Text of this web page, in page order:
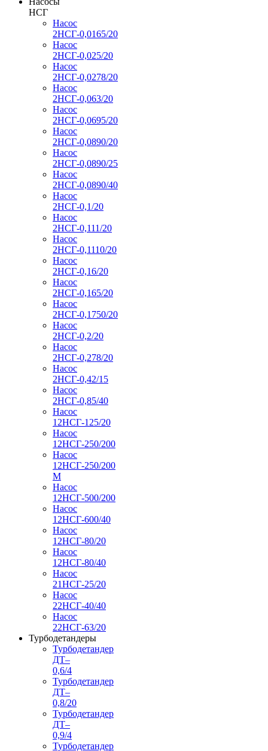
НСГ
Насос
2НСГ-0,0165/20
Насос
2НСГ-0,025/20
Насос
2НСГ-0,0278/20
Насос
2НСГ-0,063/20
Насос
2НСГ-0,0695/20
Насос
2НСГ-0,0890/20
Насос
2НСГ-0,0890/25
Насос
2НСГ-0,0890/40
Насос
2НСГ-0,1/20
Насос
2НСГ-0,111/20
Насос
2НСГ-0,1110/20
Насос
2НСГ-0,16/20
Насос
2НСГ-0,165/20
Насос
2НСГ-0,1750/20
Насос
2НСГ-0,2/20
Насос
2НСГ-0,278/20
Насос
2НСГ-0,42/15
Насос
2НСГ-0,85/40
Насос
12НСГ-125/20
Насос
12НСГ-250/200
Насос
12НСГ-250/200
М
Насос
12НСГ-500/200
Насос
12НСГ-600/40
Насос
12НСГ-80/20
Насос
12НСГ-80/40
Насос
21НСГ-25/20
Насос
22НСГ-40/40
Насос
22НСГ-63/20
Турбодетандеры
Турбодетандер
ДТ–
0,6/4
Турбодетандер
ДТ–
0,8/20
Турбодетандер
ДТ–
0,9/4
Турбодетандер